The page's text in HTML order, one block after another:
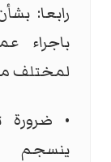
رابعا:
باجراء
لمختلف
• ضرورة
ينسجم